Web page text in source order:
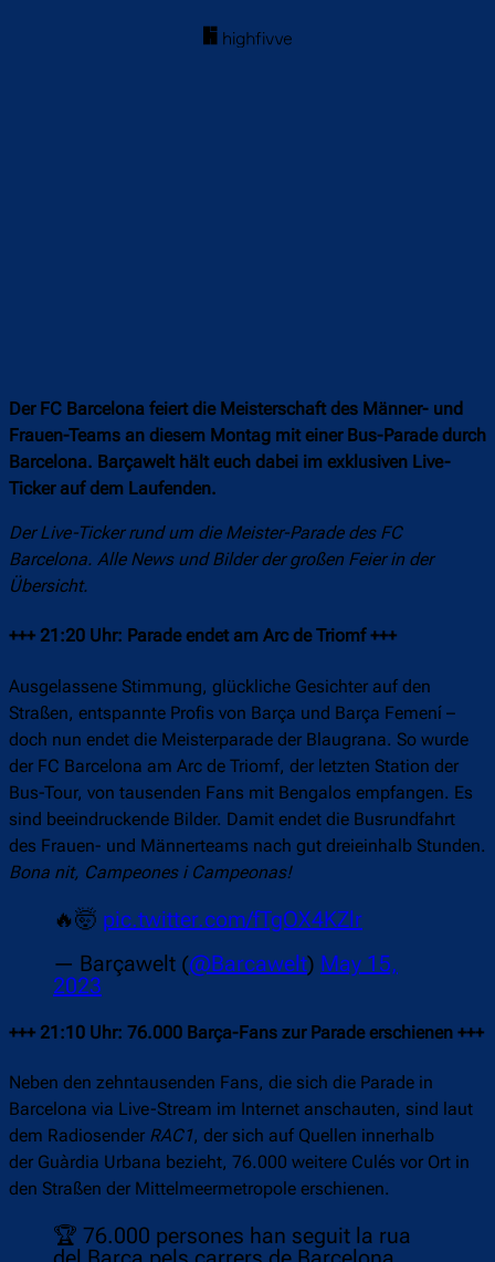
Der FC Barcelona feiert die Meisterschaft des Männer- und
Frauen-Teams an diesem Montag mit einer Bus-Parade durch
Barcelona. Barçawelt hält euch dabei im exklusiven Live-
Ticker auf dem Laufenden.
Der Live-Ticker rund um die Meister-Parade des FC
Barcelona. Alle News und Bilder der großen Feier in der
Übersicht.
+++ 21:20 Uhr: Parade endet am Arc de Triomf +++
Ausgelassene Stimmung, glückliche Gesichter auf den
Straßen, entspannte Profis von Barça und Barça Femení –
doch nun endet die Meisterparade der Blaugrana. So wurde
der FC Barcelona am Arc de Triomf, der letzten Station der
Bus-Tour, von tausenden Fans mit Bengalos empfangen. Es
sind beeindruckende Bilder. Damit endet die Busrundfahrt
des Frauen- und Männerteams nach gut dreieinhalb Stunden.
Bona nit, Campeones i Campeonas!
🔥🤯 pic.twitter.com/fTgOX4KZlr
— Barçawelt (@Barcawelt) May 15,
2023
+++ 21:10 Uhr: 76.000 Barça-Fans zur Parade erschienen +++
Neben den zehntausenden Fans, die sich die Parade in
Barcelona via Live-Stream im Internet anschauten, sind laut
dem Radiosender RAC1, der sich auf Quellen innerhalb
der Guàrdia Urbana bezieht, 76.000 weitere Culés vor Ort in
den Straßen der Mittelmeermetropole erschienen.
🏆 76.000 persones han seguit la rua